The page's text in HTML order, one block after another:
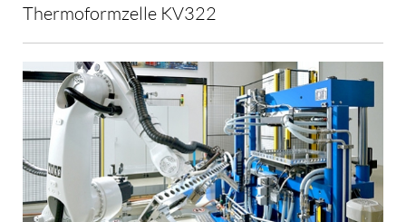
Thermoformzelle KV322